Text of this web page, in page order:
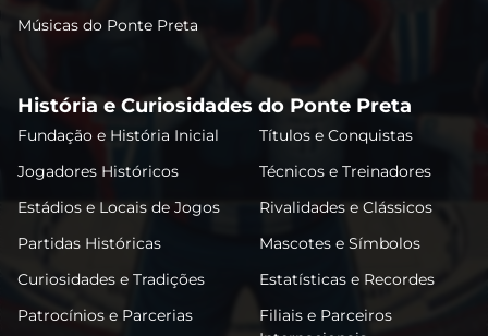
Músicas do Ponte Preta
História e Curiosidades do Ponte Preta
Fundação e História Inicial
Títulos e Conquistas
Jogadores Históricos
Técnicos e Treinadores
Estádios e Locais de Jogos
Rivalidades e Clássicos
Partidas Históricas
Mascotes e Símbolos
Curiosidades e Tradições
Estatísticas e Recordes
Patrocínios e Parcerias
Filiais e Parceiros